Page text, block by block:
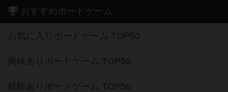
おすすめボードゲーム
お気に入りボードゲーム TOP50
興味ありボードゲーム TOP50
経験ありボードゲーム TOP50